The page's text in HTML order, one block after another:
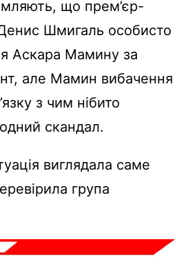
що прем’єр-
Денис Шмигаль особисто
Аскара Мамину за
але Мамин вибачення
з чим нібито
скандал.
виглядала саме
група